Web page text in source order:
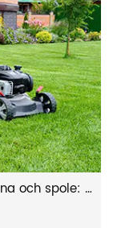
Problem med gräsklipparbälte, draglina och spole: Diagnos- och reparationsguide